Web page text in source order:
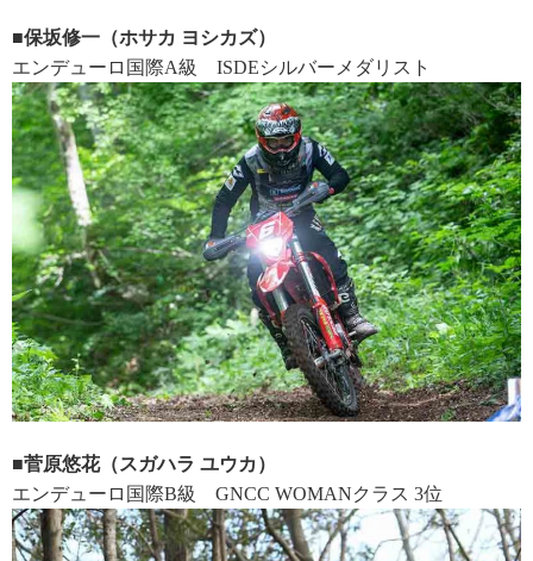
■保坂修一（ホサカ ヨシカズ）
エンデューロ国際A級 ISDEシルバーメダリスト
■菅原悠花（スガハラ ユウカ）
エンデューロ国際B級 GNCC WOMANクラス 3位